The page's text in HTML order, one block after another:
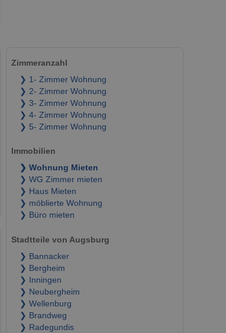
Zimmeranzahl
❯ 1- Zimmer Wohnung
❯ 2- Zimmer Wohnung
❯ 3- Zimmer Wohnung
❯ 4- Zimmer Wohnung
❯ 5- Zimmer Wohnung
Immobilien
❯ Wohnung Mieten
❯ WG Zimmer mieten
❯ Haus Mieten
❯ möblierte Wohnung
❯ Büro mieten
Stadtteile von Augsburg
❯ Bannacker
❯ Bergheim
❯ Inningen
❯ Neubergheim
❯ Wellenburg
❯ Brandweg
❯ Radegundis